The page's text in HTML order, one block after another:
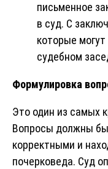
письменное
в суд. С
которые
судебном
Формулировка
Это один из самых
Вопросы должны
корректными и
почерковеда. Суд